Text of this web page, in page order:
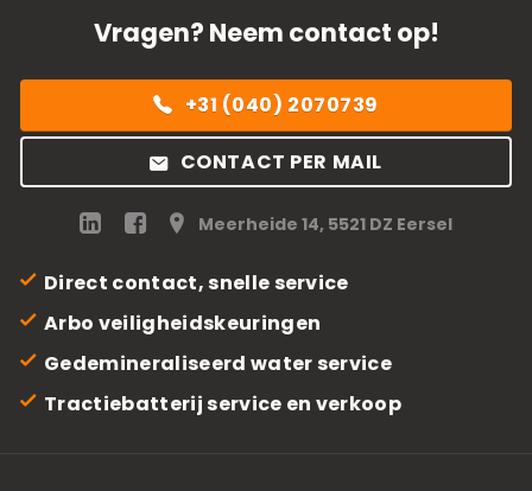
Vragen? Neem contact op!
+31 (040) 2070739
CONTACT PER MAIL
Meerheide 14, 5521 DZ Eersel
Direct contact, snelle service
Arbo veiligheidskeuringen
Gedemineraliseerd water service
Tractiebatterij service en verkoop